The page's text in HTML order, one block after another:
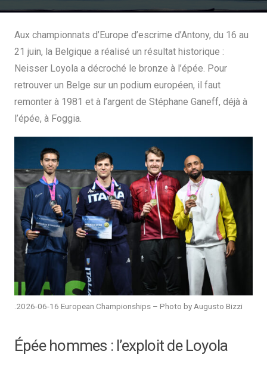
Aux championnats d’Europe d’escrime d’Antony, du 16 au
21 juin, la Belgique a réalisé un résultat historique :
Neisser Loyola a décroché le bronze à l’épée. Pour
retrouver un Belge sur un podium européen, il faut
remonter à 1981 et à l’argent de Stéphane Ganeff, déjà à
l’épée, à Foggia.
.2026-06-16 European Championships – Photo by Augusto Bizzi
Épée hommes : l’exploit de Loyola